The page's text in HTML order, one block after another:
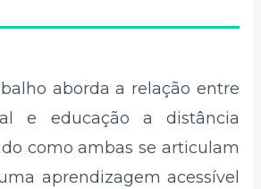
aborda a relação entre
e educação a distância
como ambas se articulam
aprendizagem acessível